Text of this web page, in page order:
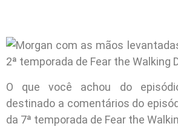
O que você achou do
destinado a comentários do
da 7ª temporada de Fear the